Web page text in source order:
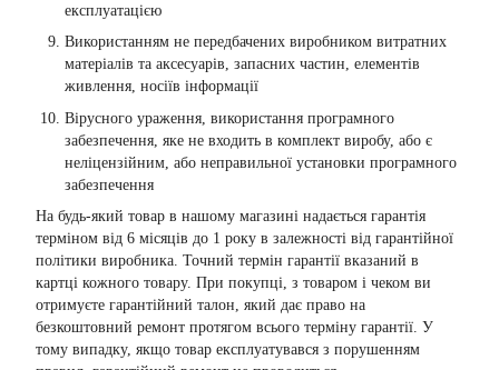
експлуатацією
Використанням не передбачених виробником витратних
матеріалів та аксесуарів, запасних частин, елементів
живлення, носіїв інформації
Вірусного ураження, використання програмного
забезпечення, яке не входить в комплект виробу, або є
неліцензійним, або неправильної установки програмного
забезпечення
На будь-який товар в нашому магазині надається гарантія
терміном від 6 місяців до 1 року в залежності від гарантійної
політики виробника. Точний термін гарантії вказаний в
картці кожного товару. При покупці, з товаром і чеком ви
отримуєте гарантійний талон, який дає право на
безкоштовний ремонт протягом всього терміну гарантії. У
тому випадку, якщо товар експлуатувався з порушенням